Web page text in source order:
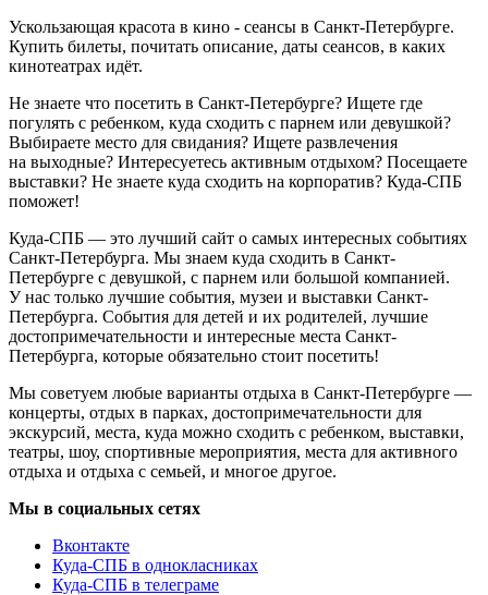
Ускользающая красота в кино - сеансы в Санкт-Петербурге.
Купить билеты, почитать описание, даты сеансов, в каких
кинотеатрах идёт.
Не знаете что посетить в Санкт-Петербурге? Ищете где
погулять с ребенком, куда сходить с парнем или девушкой?
Выбираете место для свидания? Ищете развлечения
на выходные? Интересуетесь активным отдыхом? Посещаете
выставки? Не знаете куда сходить на корпоратив? Куда-СПБ
поможет!
Куда-СПБ — это лучший сайт о самых интересных событиях
Санкт-Петербурга. Мы знаем куда сходить в Санкт-
Петербурге с девушкой, с парнем или большой компанией.
У нас только лучшие события, музеи и выставки Санкт-
Петербурга. События для детей и их родителей, лучшие
достопримечательности и интересные места Санкт-
Петербурга, которые обязательно стоит посетить!
Мы советуем любые варианты отдыха в Санкт-Петербурге —
концерты, отдых в парках, достопримечательности для
экскурсий, места, куда можно сходить с ребенком, выставки,
театры, шоу, спортивные мероприятия, места для активного
отдыха и отдыха с семьей, и многое другое.
Мы в социальных сетях
Вконтакте
Куда-СПБ в однокласниках
Куда-СПБ в телеграме